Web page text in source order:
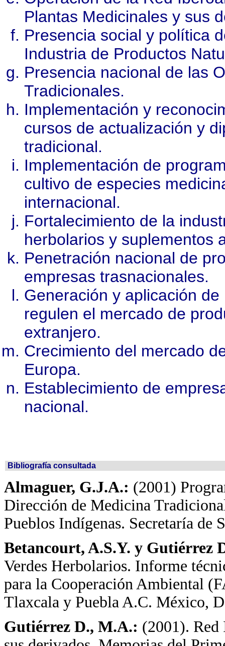
Plantas Medicinales y sus
Presencia social y política
Industria de Productos
Presencia nacional de las
Tradicionales.
Implementación y
cursos de actualización y
tradicional.
Implementación de
cultivo de especies
internacional.
Fortalecimiento de la
herbolarios y suplementos
Penetración nacional de
empresas trasnacionales.
Generación y aplicación
regulen el mercado de
extranjero.
Crecimiento del mercado
Europa.
Establecimiento de
nacional.
Bibliografía consultada
Almaguer, G.J.A.: (2001)
Dirección de Medicina
Pueblos Indígenas. Secretaría de
Betancourt, A.S.Y. y Gutiérrez
Verdes Herbolarios. Informe
para la Cooperación Ambiental
Tlaxcala y Puebla A.C. México,
Gutiérrez D., M.A.: (2001). Red